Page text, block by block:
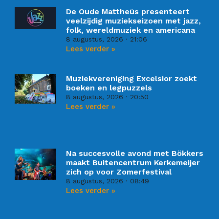
De Oude Mattheüs presenteert
veelzijdig muziekseizoen met jazz,
folk, wereldmuziek en americana
8 augustus, 2026 21:06
Lees verder »
Muziekvereniging Excelsior zoekt
boeken en legpuzzels
8 augustus, 2026 20:50
Lees verder »
Na succesvolle avond met Bökkers
maakt Buitencentrum Kerkemeijer
zich op voor Zomerfestival
8 augustus, 2026 08:49
Lees verder »